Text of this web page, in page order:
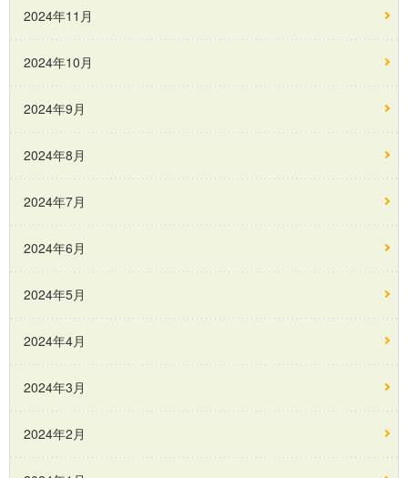
2024年11月
2024年10月
2024年9月
2024年8月
2024年7月
2024年6月
2024年5月
2024年4月
2024年3月
2024年2月